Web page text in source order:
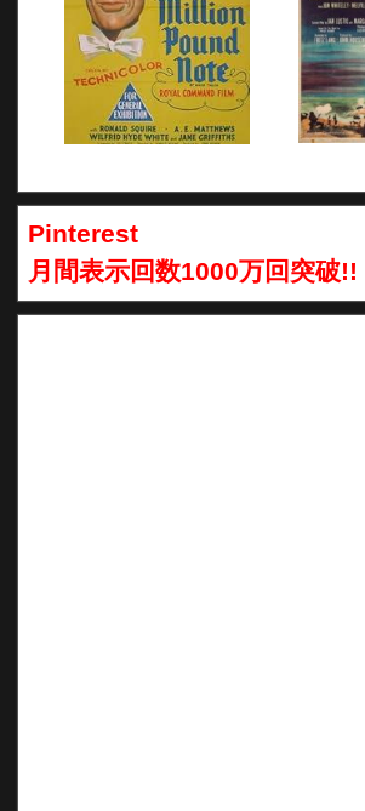
Pinterest
月間表示回数1000万回突破!!